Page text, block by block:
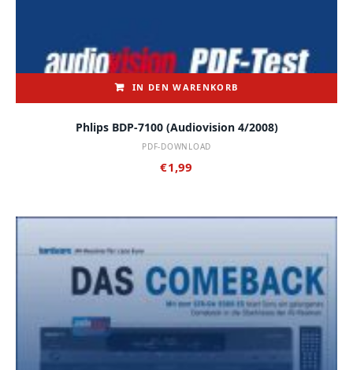
IN DEN WARENKORB
Phlips BDP-7100 (audiovision 4/2008)
PDF-DOWNLOAD
€1,99